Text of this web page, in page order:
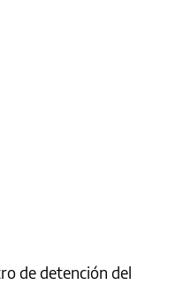
de detención del